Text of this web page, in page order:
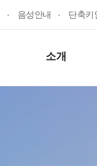
음성안내 단축키
소개